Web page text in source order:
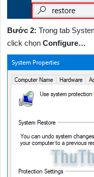
Bước 2:Trong tab
click chọnConfigure…